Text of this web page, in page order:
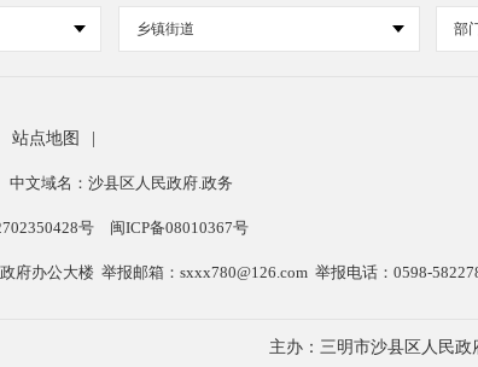
乡镇街道 部
站点地图
中文域名：沙县区人民政府.政务
号 闽ICP备08010367号
府办公大楼 举报邮箱：sxxx780@126.com 举报电话：0598-
主办：三明市沙县区人民